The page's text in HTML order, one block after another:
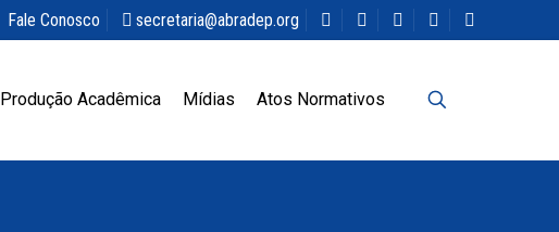
Fale Conosco secretaria@abradep.org
Produção Acadêmica Mídias Atos Normativos